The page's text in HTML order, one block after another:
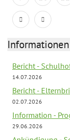
Bericht -
14.07.2026
Bericht -
02.07.2026
Information -
29.06.2026